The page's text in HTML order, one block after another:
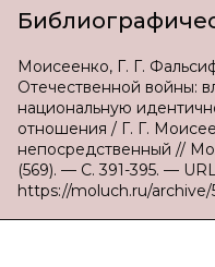
Моисеенко, Г. Г.
Отечественной войны:
национальную
отношения / Г. Г.
непосредственный //
(569). — С. 391-395. —
https://moluch.ru/archive/